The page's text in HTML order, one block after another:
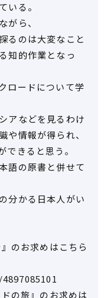
いる。
がら、
るのは大変なこと
知的作業となっ
ロードについて学
アなどを見るわけ
や情報が得られ、
きると思う。
語の原書と併せて
分かる日本人がい
のお求めはこちら
の旅』のお求めは